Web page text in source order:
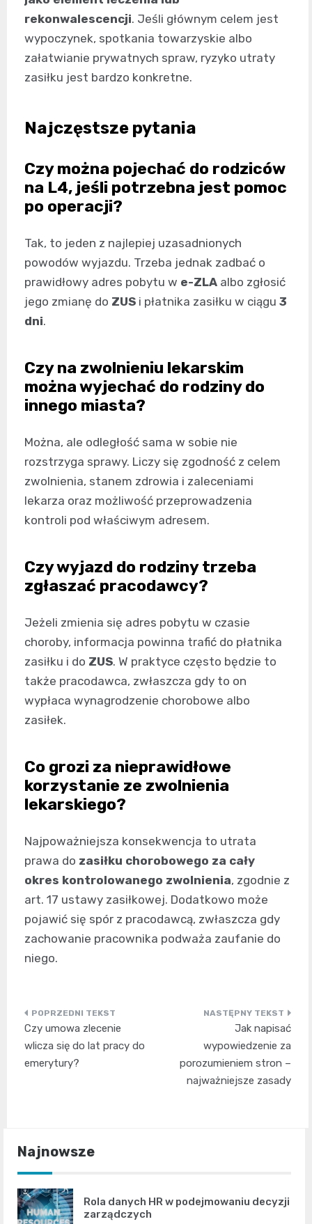
rekonwalescencji. Jeśli głównym celem jest
wypoczynek, spotkania towarzyskie albo
załatwianie prywatnych spraw, ryzyko utraty
zasiłku jest bardzo konkretne.
Najczęstsze pytania
Czy można pojechać do rodziców
na L4, jeśli potrzebna jest pomoc
po operacji?
Tak, to jeden z najlepiej uzasadnionych
powodów wyjazdu. Trzeba jednak zadbać o
prawidłowy adres pobytu w e-ZLA albo zgłosić
jego zmianę do ZUS i płatnika zasiłku w ciągu 3
dni.
Czy na zwolnieniu lekarskim
można wyjechać do rodziny do
innego miasta?
Można, ale odległość sama w sobie nie
rozstrzyga sprawy. Liczy się zgodność z celem
zwolnienia, stanem zdrowia i zaleceniami
lekarza oraz możliwość przeprowadzenia
kontroli pod właściwym adresem.
Czy wyjazd do rodziny trzeba
zgłaszać pracodawcy?
Jeżeli zmienia się adres pobytu w czasie
choroby, informacja powinna trafić do płatnika
zasiłku i do ZUS. W praktyce często będzie to
także pracodawca, zwłaszcza gdy to on
wypłaca wynagrodzenie chorobowe albo
zasiłek.
Co grozi za nieprawidłowe
korzystanie ze zwolnienia
lekarskiego?
Najpoważniejsza konsekwencja to utrata
prawa do zasiłku chorobowego za cały
okres kontrolowanego zwolnienia, zgodnie z
art. 17 ustawy zasiłkowej. Dodatkowo może
pojawić się spór z pracodawcą, zwłaszcza gdy
zachowanie pracownika podważa zaufanie do
niego.
Nawigacja
wpisu
Czy umowa zlecenie
wlicza się do lat pracy do
emerytury?
Jak napisać
wypowiedzenie za
porozumieniem stron –
najważniejsze zasady
Najnowsze
Rola danych HR w podejmowaniu decyzji
zarządczych